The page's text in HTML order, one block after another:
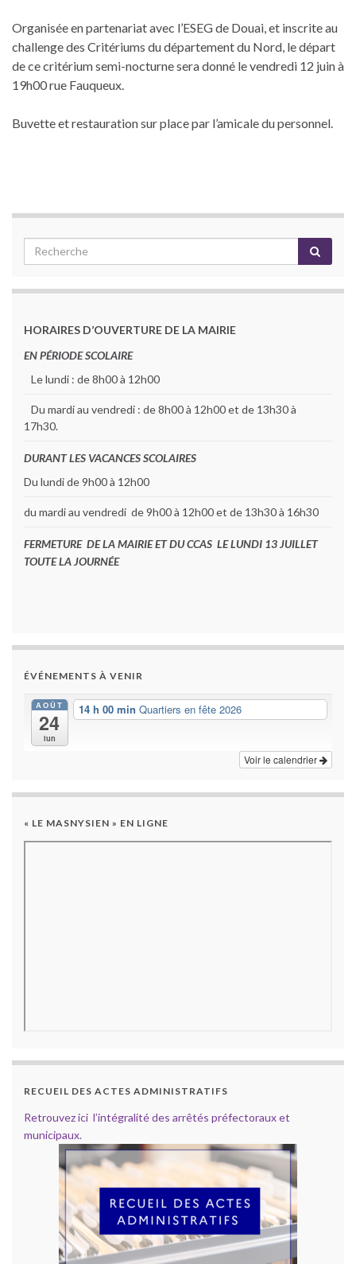
Organisée en partenariat avec l’ESEG de Douai, et inscrite au
challenge des Critériums du département du Nord, le départ
de ce critérium semi-nocturne sera donné le vendredi 12 juin à
19h00 rue Fauqueux.
Buvette et restauration sur place par l’amicale du personnel.
HORAIRES D’OUVERTURE DE LA MAIRIE
EN PÉRIODE SCOLAIRE
Le lundi : de 8h00 à 12h00
Du mardi au vendredi : de 8h00 à 12h00 et de 13h30 à
17h30.
DURANT LES VACANCES SCOLAIRES
Du lundi de 9h00 à 12h00
du mardi au vendredi de 9h00 à 12h00 et de 13h30 à 16h30
FERMETURE DE LA MAIRIE ET DU CCAS LE LUNDI 13 JUILLET
TOUTE LA JOURNÉE
ÉVÉNEMENTS À VENIR
AOÛT
24
lun
14 h 00 min Quartiers en fête 2026
Voir le calendrier
« LE MASNYSIEN » EN LIGNE
RECUEIL DES ACTES ADMINISTRATIFS
Retrouvez ici l’intégralité des arrêtés préfectoraux et
municipaux.